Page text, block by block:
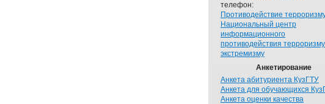
телефон:
Противодействие
Национальный центр
информационного
противодействия
экстремизму
Анкетирование
Анкета абитуриента КузГТУ
Анкета для обучающихся
Анкета оценки качества